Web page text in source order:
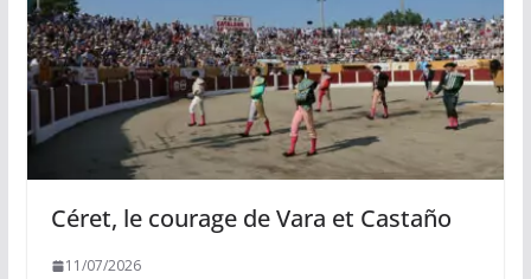
Céret, le courage de Vara et Castaño
11/07/2026